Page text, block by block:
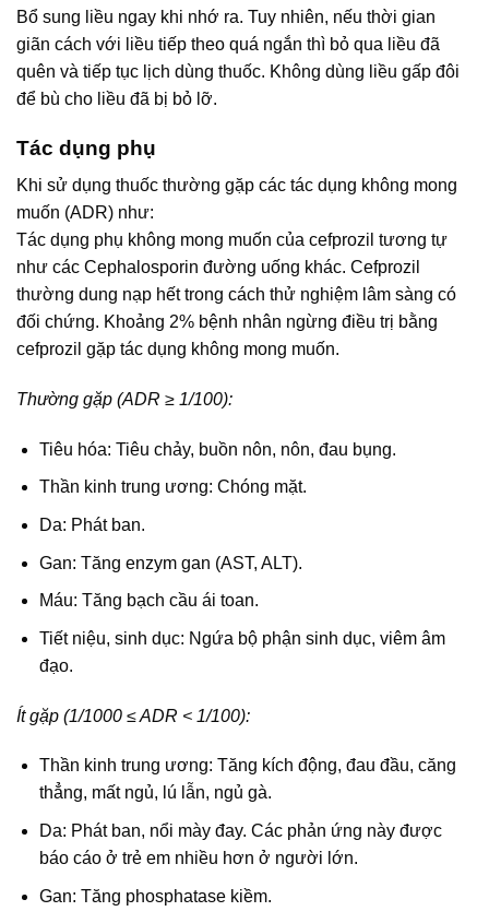
Bổ sung liều ngay khi nhớ ra. Tuy nhiên, nếu thời gian
giãn cách với liều tiếp theo quá ngắn thì bỏ qua liều đã
quên và tiếp tục lịch dùng thuốc. Không dùng liều gấp đôi
để bù cho liều đã bị bỏ lỡ.
Tác dụng phụ
Khi sử dụng thuốc thường gặp các tác dụng không mong
muốn (ADR) như:
Tác dụng phụ không mong muốn của cefprozil tương tự
như các Cephalosporin đường uống khác. Cefprozil
thường dung nạp hết trong cách thử nghiệm lâm sàng có
đối chứng. Khoảng 2% bệnh nhân ngừng điều trị bằng
cefprozil gặp tác dụng không mong muốn.
Thường gặp (ADR ≥ 1/100):
Tiêu hóa: Tiêu chảy, buồn nôn, nôn, đau bụng.
Thần kinh trung ương: Chóng mặt.
Da: Phát ban.
Gan: Tăng enzym gan (AST, ALT).
Máu: Tăng bạch cầu ái toan.
Tiết niệu, sinh dục: Ngứa bộ phận sinh dục, viêm âm
đạo.
Ít gặp (1/1000 ≤ ADR < 1/100):
Thần kinh trung ương: Tăng kích động, đau đầu, căng
thẳng, mất ngủ, lú lẫn, ngủ gà.
Da: Phát ban, nổi mày đay. Các phản ứng này được
báo cáo ở trẻ em nhiều hơn ở người lớn.
Gan: Tăng phosphatase kiềm.